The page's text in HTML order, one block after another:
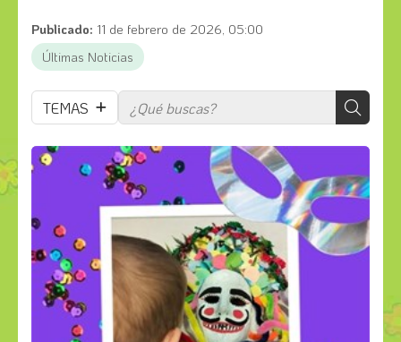
Publicado: 11 de febrero de 2026, 05:00
Últimas Noticias
TEMAS